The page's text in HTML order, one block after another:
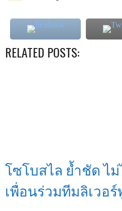
RELATED POSTS:
โซโบสไล ย้ำชัด ไ
เพื่อนร่วมทีมลิเวอ